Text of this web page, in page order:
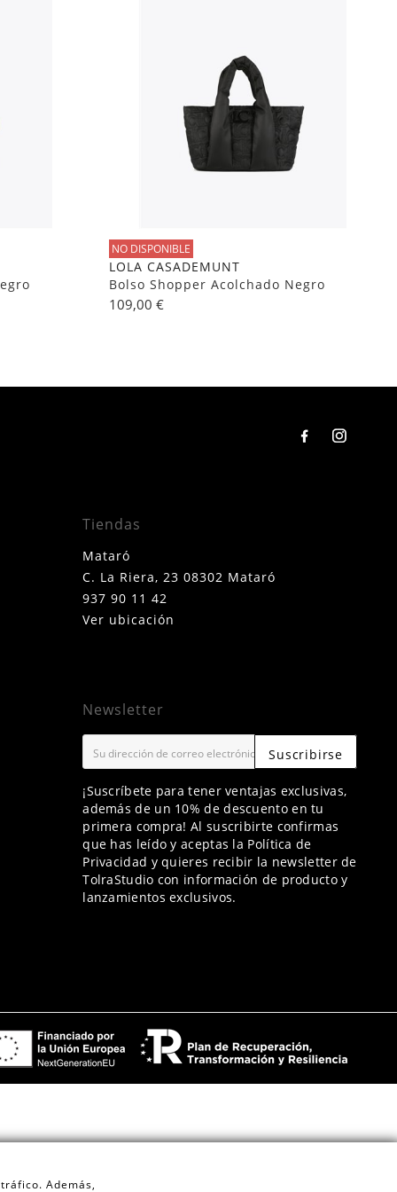
NO DISPONIBLE
LOLA CASADEMUNT
Bolso Shopper Acolchado Negro
109,00 €
Tiendas
Mataró
C. La Riera, 23 08302 Mataró
937 90 11 42
Ver ubicación
Newsletter
Suscribirse
¡Suscríbete para tener ventajas exclusivas,
además de un 10% de descuento en tu
primera compra! Al suscribirte confirmas
que has leído y aceptas la Política de
Privacidad y quieres recibir la newsletter de
TolraStudio con información de producto y
lanzamientos exclusivos.
Además,